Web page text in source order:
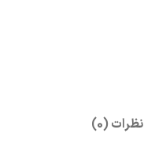
نظرات (0)